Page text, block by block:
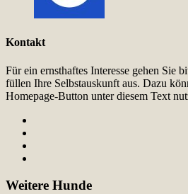
Kontakt
Für ein ernsthaftes Interesse gehen Sie
füllen Ihre Selbstauskunft aus. Dazu
Homepage-Button unter diesem Text
Weitere Hunde